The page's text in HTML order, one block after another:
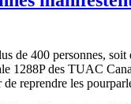
de 400 personnes, soit
1288P des TUAC
reprendre les